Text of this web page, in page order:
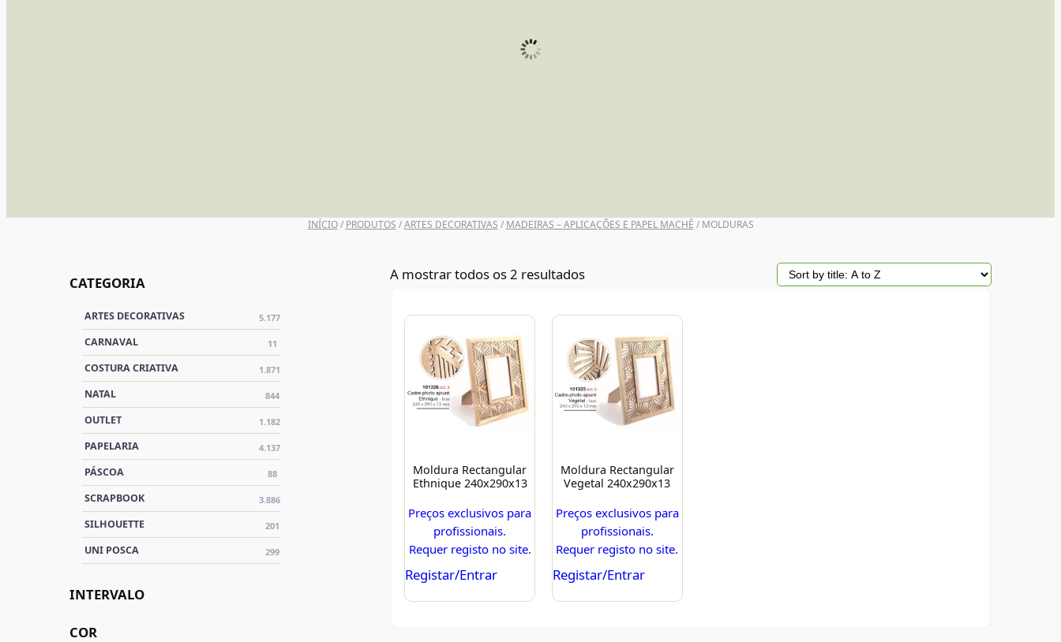
INÍCIO/ PRODUTOS /ARTES DECORATIVAS / MADEIRAS – APLICAÇÕES E PAPEL MACHÊ / MOLDURAS
CATEGORIA
ARTES DECORATIVAS 5.177
CARNAVAL 11
COSTURA CRIATIVA 1.871
NATAL 844
OUTLET 1.182
PAPELARIA 4.137
PÁSCOA 88
SCRAPBOOK 3.886
SILHOUETTE 201
UNI POSCA 299
INTERVALO
COR
A mostrar todos os 2 resultados
Moldura Rectangular
Ethnique 240x290x13
Preços exclusivos para
profissionais.
Requer registo no site.
Registar/Entrar
Moldura Rectangular
Vegetal 240x290x13
Preços exclusivos para
profissionais.
Requer registo no site.
Registar/Entrar